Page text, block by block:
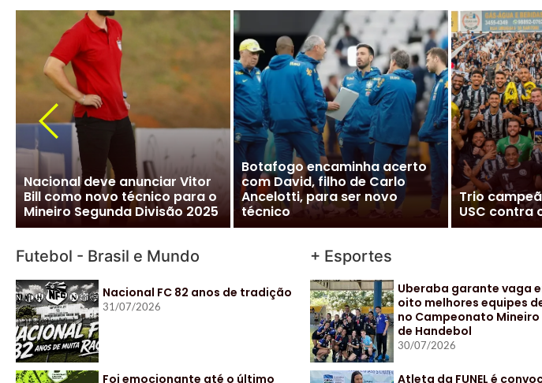
CBF desiste de Ancelotti:
salário milionário na Arábia e
impasse com Real Madrid
travam negociação
Ancelotti diz “sim” à Seleção
Brasileira e CBF finaliza
detalhes para oficializar
acordo
Cléber
do Santos
Futebol - Brasil e Mundo
Nacional FC 82 anos de tradição
31/07/2026
Foi emocionante até o último
+ Esportes
Uberaba garante vaga
oito melhores equipes
no Campeonato
de Handebol
30/07/2026
Atleta da FUNEL é